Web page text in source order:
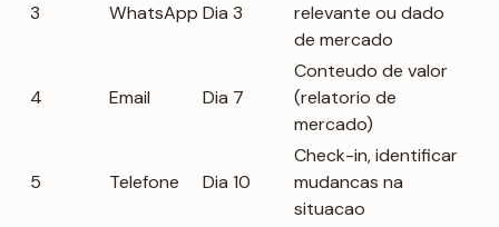
3 WhatsApp Dia 3
relevante ou dado
de mercado
4 Email Dia 7
Conteudo de valor
(relatorio de
mercado)
5 Telefone Dia 10
Check-in, identificar
mudancas na
situacao